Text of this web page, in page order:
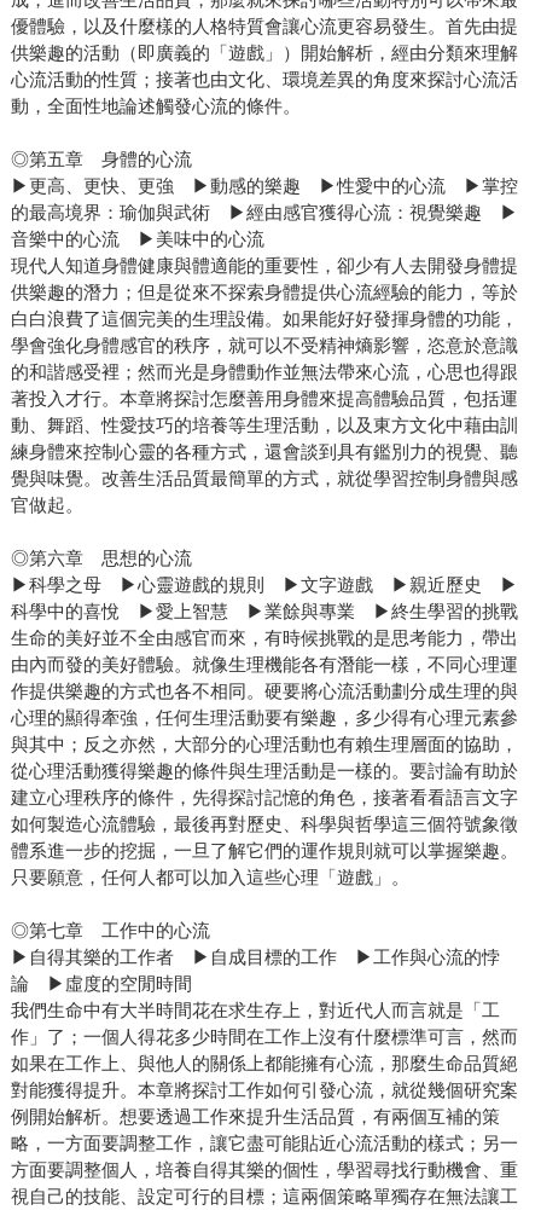
優體驗，以及什麼樣的人格特質會讓心流更容易發生。首先由提
供樂趣的活動（即廣義的「遊戲」）開始解析，經由分類來理解
心流活動的性質；接著也由文化、環境差異的角度來探討心流活
動，全面性地論述觸發心流的條件。
◎第五章 身體的心流
▶更高、更快、更強 ▶動感的樂趣 ▶性愛中的心流 ▶掌控
的最高境界：瑜伽與武術 ▶經由感官獲得心流：視覺樂趣 ▶
音樂中的心流 ▶美味中的心流
現代人知道身體健康與體適能的重要性，卻少有人去開發身體提
供樂趣的潛力；但是從來不探索身體提供心流經驗的能力，等於
白白浪費了這個完美的生理設備。如果能好好發揮身體的功能，
學會強化身體感官的秩序，就可以不受精神熵影響，恣意於意識
的和諧感受裡；然而光是身體動作並無法帶來心流，心思也得跟
著投入才行。本章將探討怎麼善用身體來提高體驗品質，包括運
動、舞蹈、性愛技巧的培養等生理活動，以及東方文化中藉由訓
練身體來控制心靈的各種方式，還會談到具有鑑別力的視覺、聽
覺與味覺。改善生活品質最簡單的方式，就從學習控制身體與感
官做起。
◎第六章 思想的心流
▶科學之母 ▶心靈遊戲的規則 ▶文字遊戲 ▶親近歷史 ▶
科學中的喜悅 ▶愛上智慧 ▶業餘與專業 ▶終生學習的挑戰
生命的美好並不全由感官而來，有時候挑戰的是思考能力，帶出
由內而發的美好體驗。就像生理機能各有潛能一樣，不同心理運
作提供樂趣的方式也各不相同。硬要將心流活動劃分成生理的與
心理的顯得牽強，任何生理活動要有樂趣，多少得有心理元素參
與其中；反之亦然，大部分的心理活動也有賴生理層面的協助，
從心理活動獲得樂趣的條件與生理活動是一樣的。要討論有助於
建立心理秩序的條件，先得探討記憶的角色，接著看看語言文字
如何製造心流體驗，最後再對歷史、科學與哲學這三個符號象徵
體系進一步的挖掘，一旦了解它們的運作規則就可以掌握樂趣。
只要願意，任何人都可以加入這些心理「遊戲」。
◎第七章 工作中的心流
▶自得其樂的工作者 ▶自成目標的工作 ▶工作與心流的悖
論 ▶虛度的空閒時間
我們生命中有大半時間花在求生存上，對近代人而言就是「工
作」了；一個人得花多少時間在工作上沒有什麼標準可言，然而
如果在工作上、與他人的關係上都能擁有心流，那麼生命品質絕
對能獲得提升。本章將探討工作如何引發心流，就從幾個研究案
例開始解析。想要透過工作來提升生活品質，有兩個互補的策
略，一方面要調整工作，讓它盡可能貼近心流活動的樣式；另一
方面要調整個人，培養自得其樂的個性，學習尋找行動機會、重
視自己的技能、設定可行的目標；這兩個策略單獨存在無法讓工